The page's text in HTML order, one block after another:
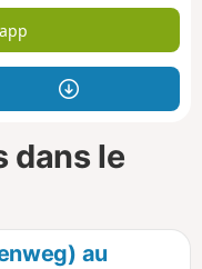
dans le
au